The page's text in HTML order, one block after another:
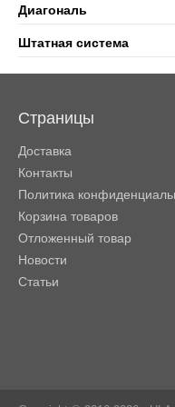
Диагональ
Штатная система
Страницы
Доставка
Контакты
Политика
Корзина товаров
Отложенный товар
Новости
Статьи